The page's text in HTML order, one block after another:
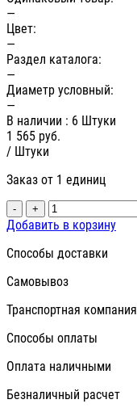
—
Цвет:
—
Раздел каталога:
—
Диаметр условный:
—
В наличии : 6 Штуки
1 565 руб.
/ Штуки
Заказ от 1 единиц
- +
Добавить в корзину
Способы доставки
Самовывоз
Транспортная компания
Способы оплаты
Оплата наличными
Безналичный расчет